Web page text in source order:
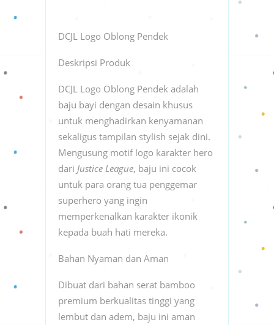
DCJL Logo Oblong Pendek
Deskripsi Produk
DCJL Logo Oblong Pendek adalah
baju bayi dengan desain khusus
untuk menghadirkan kenyamanan
sekaligus tampilan stylish sejak dini.
Mengusung motif logo karakter hero
dari Justice League, baju ini cocok
untuk para orang tua penggemar
superhero yang ingin
memperkenalkan karakter ikonik
kepada buah hati mereka.
Bahan Nyaman dan Aman
Dibuat dari bahan serat bamboo
premium berkualitas tinggi yang
lembut dan adem, baju ini aman